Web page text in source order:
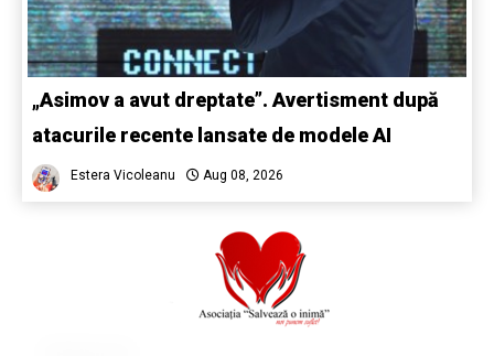
„Asimov a avut dreptate”. Avertisment după
atacurile recente lansate de modele AI
Estera Vicoleanu Aug 08, 2026